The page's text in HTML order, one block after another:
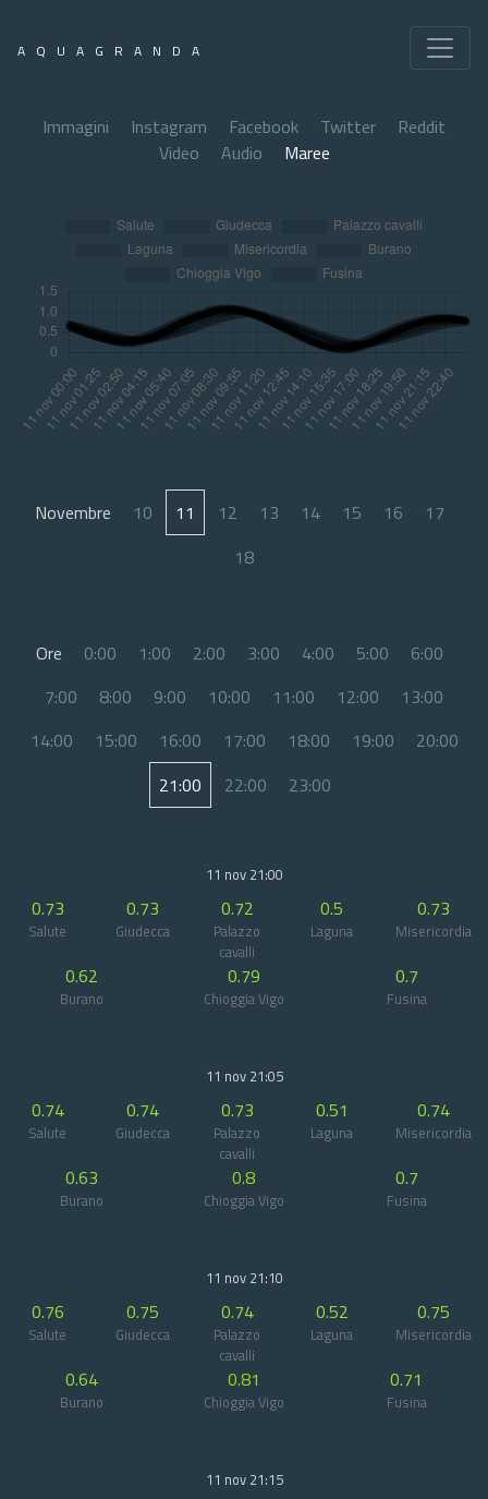
AQUAGRANDA
Immagini Instagram Facebook Twitter
Reddit
Video
Audio Maree
Novembre 10 11 12 13 14 15 16
17
18
Ore 0:00 1:00 2:00 3:00 4:00 5:00
6:00
7:00
8:00 9:00 10:00 11:00 12:00
13:00
14:00
15:00 16:00 17:00 18:00 19:00
20:00
21:00
22:00 23:00
11 nov 21:00
0.73
Salute
0.73
Giudecca
0.72
Palazzo
cavalli
0.5
Laguna
0.73
Misericordia
0.62
Burano
0.79
Chioggia Vigo
0.7
Fusina
11 nov 21:05
0.74
Salute
0.74
Giudecca
0.73
Palazzo
cavalli
0.51
Laguna
0.74
Misericordia
0.63
Burano
0.8
Chioggia Vigo
0.7
Fusina
11 nov 21:10
0.76
Salute
0.75
Giudecca
0.74
Palazzo
cavalli
0.52
Laguna
0.75
Misericordia
0.64
Burano
0.81
Chioggia Vigo
0.71
Fusina
11 nov 21:15